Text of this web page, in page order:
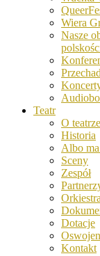
Wiera
Nasze
Teatr
O teatrze
Historia
Albo
Sceny
Zespół
Dotacje
Kontakt